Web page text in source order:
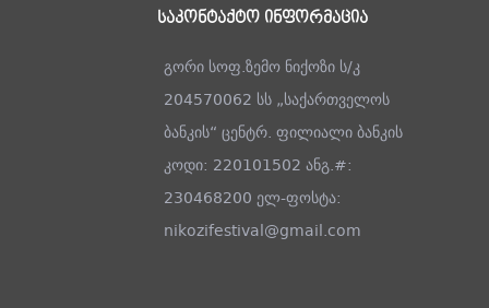
საკონტაქტო ინფორმაცია
გორი სოფ.ზემო ნიქოზი ს/კ
204570062 სს „საქართველოს
ბანკის“ ცენტრ. ფილიალი ბანკის
კოდი: 220101502 ანგ.#:
230468200 ელ-ფოსტა:
nikozifestival@gmail.com